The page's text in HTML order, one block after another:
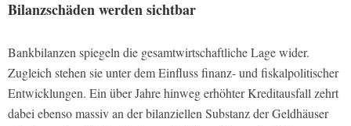
Bilanzschäden werden sichtbar
Bankbilanzen spiegeln die gesamtwirtschaftliche Lage wider.
Zugleich stehen sie unter dem Einfluss finanz- und fiskalpolitischer
Entwicklungen. Ein über Jahre hinweg erhöhter Kreditausfall zehrt
dabei ebenso massiv an der bilanziellen Substanz der Geldhäuser